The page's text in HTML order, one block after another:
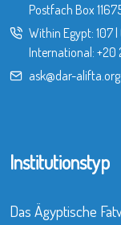
Postfach Box
Within Egypt: 107|
International: +20
ask@dar-alifta.org
Institutionstyp
Das Ägyptische